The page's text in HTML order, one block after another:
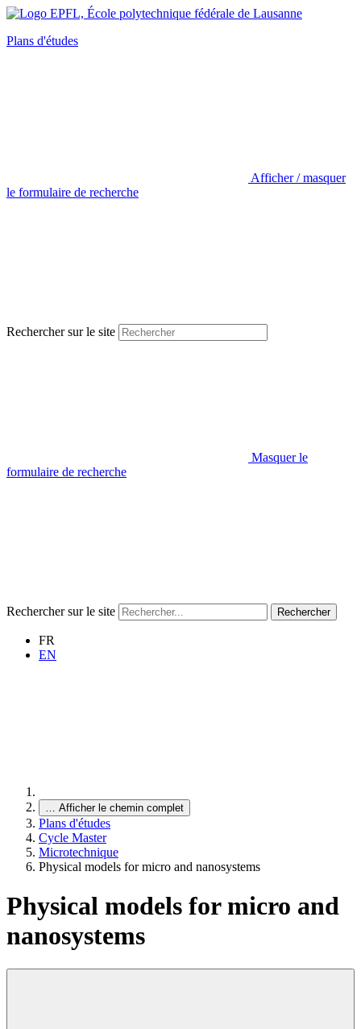
Plans d'études
Afficher / masquer
le formulaire de recherche
Rechercher sur le site
Masquer le
formulaire de recherche
Rechercher sur le site Rechercher
FR
EN
… Afficher le chemin complet
Plans d'études
Cycle Master
Microtechnique
Physical models for micro and nanosystems
Physical models for micro and
nanosystems